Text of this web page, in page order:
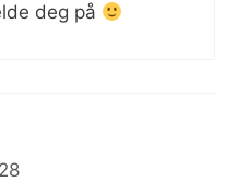
deg på